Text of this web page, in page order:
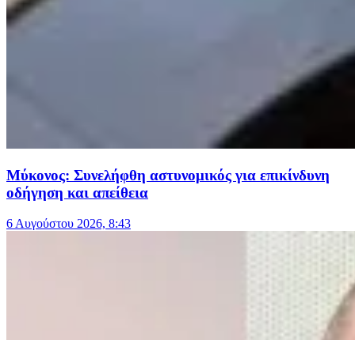
Μύκονος: Συνελήφθη αστυνομικός για επικίνδυνη
οδήγηση και απείθεια
6 Αυγούστου 2026, 8:43